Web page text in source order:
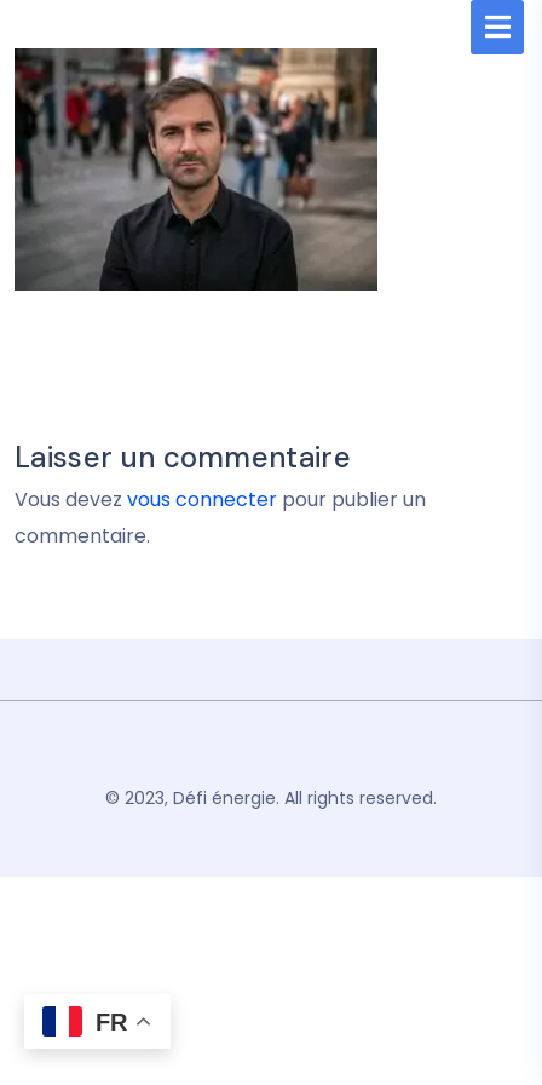
Laisser un commentaire
Vous devez vous connecter pour publier un
commentaire.
© 2023, Défi énergie. All rights reserved.
FR